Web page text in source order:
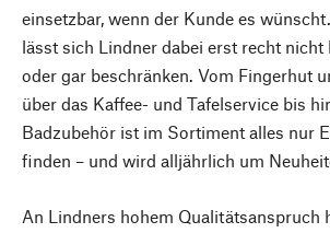
einsetzbar, wenn der Kunde es
lässt sich Lindner dabei erst recht nicht
oder gar beschränken. Vom Fingerhut
über das Kaffee- und Tafelservice bis
Badzubehör ist im Sortiment alles nur
finden – und wird alljährlich um
An Lindners hohem Qualitätsanspruch